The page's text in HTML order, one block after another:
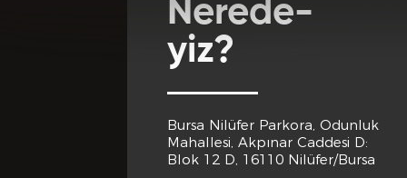
Nerede-
yiz?
Bursa Nilüfer Parkora, Odunluk
Mahallesi, Akpınar Caddesi D:
Blok 12 D, 16110 Nilüfer/Bursa
Son
Club Inferno
Club Inferno